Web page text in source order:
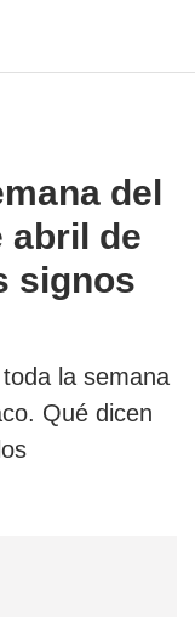
del
abril de
signos
la semana
Qué dicen